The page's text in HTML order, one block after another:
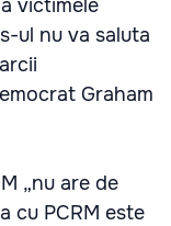
victimele
ul nu va saluta
Graham
„nu are de
cu PCRM este